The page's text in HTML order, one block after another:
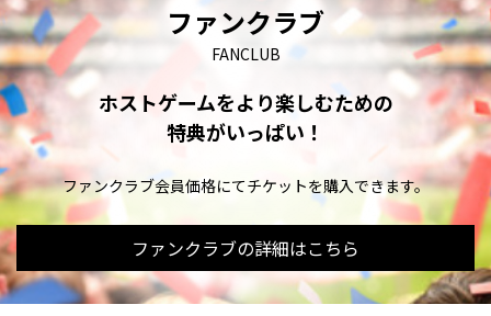
ファンクラブ
FANCLUB
ホストゲームをより楽しむための
特典がいっぱい！
ファンクラブ会員価格にてチケットを購入できます。
ファンクラブの詳細はこちら